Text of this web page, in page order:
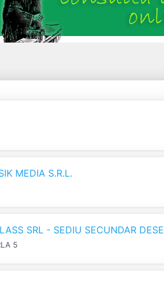
MEDIA S.R.L.
SRL - SEDIU SECUNDAR
5